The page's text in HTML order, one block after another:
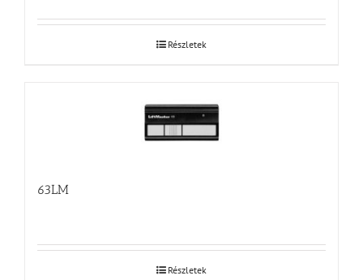
Részletek
63LM
Részletek